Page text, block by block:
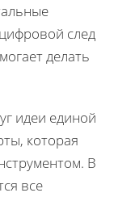
след
делать
идеи единой
которая
В
все